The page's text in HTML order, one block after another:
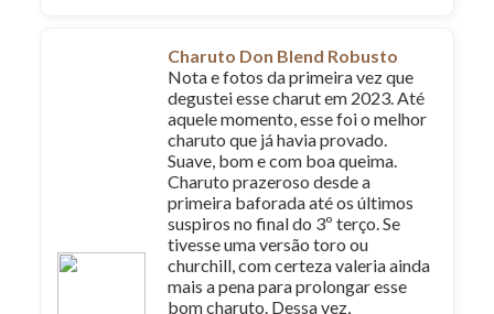
Charuto Don Blend Robusto
Nota e fotos da primeira vez que
degustei esse charut em 2023. Até
aquele momento, esse foi o melhor
charuto que já havia provado.
Suave, bom e com boa queima.
Charuto prazeroso desde a
primeira baforada até os últimos
suspiros no final do 3º terço. Se
tivesse uma versão toro ou
churchill, com certeza valeria ainda
mais a pena para prolongar esse
bom charuto. Dessa vez,